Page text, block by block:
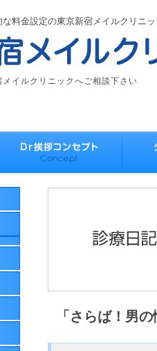
料金設定の東京新宿メイルクリニ
イルクリニックへご相談下さい
「さらば！男